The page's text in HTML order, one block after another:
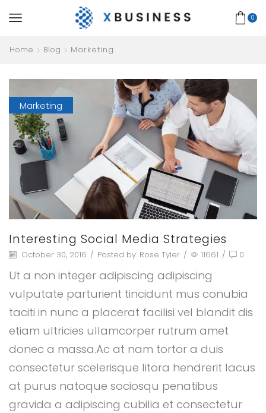
0
Home Blog Marketing
Marketing
Interesting Social Media Strategies
October 30, 2016 / Posted by Rose Tyler / 11661 / 0
Ut a non integer adipiscing adipiscing
vulputate parturient tincidunt mus conubia
taciti in nunc a placerat facilisi vel blandit dis
etiam ultricies ullamcorper rutrum amet
donec a massa.Ac at nam tortor a duis
consectetur scelerisque litora hendrerit lacus
at purus natoque sociosqu penatibus
gravida a adipiscing cubilia et consectetur